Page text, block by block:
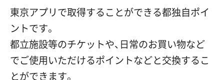
東京アプリで取得することができる都独自ポイ
ントです。
都立施設等のチケットや、日常のお買い物など
でご使用いただけるポイントなどと交換するこ
とができます。